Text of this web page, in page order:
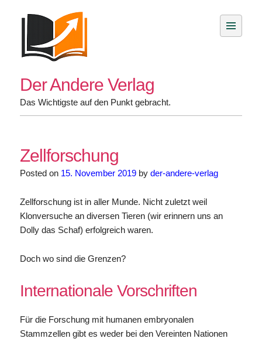
Der Andere Verlag
Das Wichtigste auf den Punkt gebracht.
Zellforschung
Posted on 15. November 2019by der-andere-verlag
Zellforschung ist in aller Munde. Nicht zuletzt weil
Klonversuche an diversen Tieren (wir erinnern uns an
Dolly das Schaf) erfolgreich waren.
Doch wo sind die Grenzen?
Internationale Vorschriften
Für die Forschung mit humanen embryonalen
Stammzellen gibt es weder bei den Vereinten Nationen